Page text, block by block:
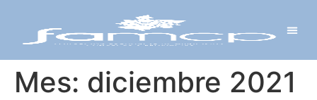
Mes: diciembre 2021